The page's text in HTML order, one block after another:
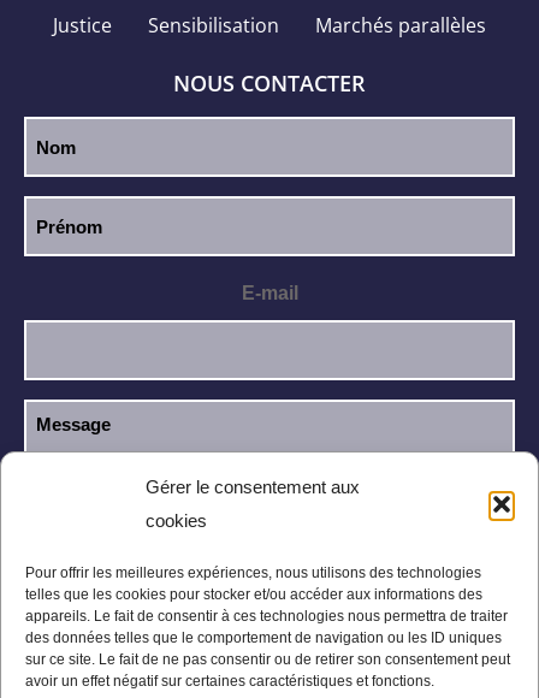
Gérer le consentement aux
cookies
Pour offrir les meilleures expériences, nous utilisons des technologies
telles que les cookies pour stocker et/ou accéder aux informations des
appareils. Le fait de consentir à ces technologies nous permettra de traiter
des données telles que le comportement de navigation ou les ID uniques
sur ce site. Le fait de ne pas consentir ou de retirer son consentement peut
avoir un effet négatif sur certaines caractéristiques et fonctions.
Justice
Sensibilisation Marchés parallèles
NOUS CONTACTER
E-mail
J’ai lu et j’accepte la
confidentialité.